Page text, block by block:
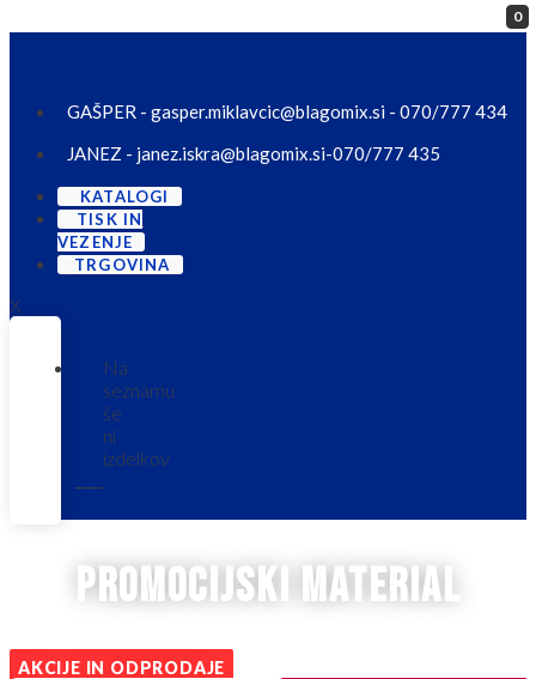
GAŠPER - gasper.miklavcic@blagomix.si - 070/777 434
JANEZ - janez.iskra@blagomix.si-070/777 435
KATALOGI
TISK IN
VEZENJE
TRGOVINA
0
X
Na
seznamu
še
ni
izdelkov
promocijski material
AKCIJE IN ODPRODAJE